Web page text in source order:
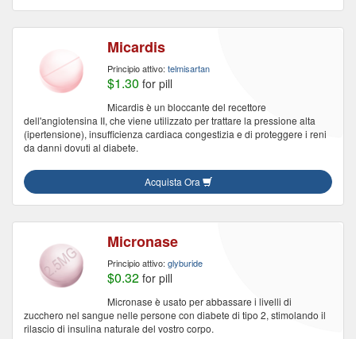
Micardis
Principio attivo: telmisartan
$1.30 for pill
Micardis è un bloccante del recettore
dell'angiotensina II, che viene utilizzato per trattare la pressione alta
(ipertensione), insufficienza cardiaca congestizia e di proteggere i reni
da danni dovuti al diabete.
Acquista Ora
Micronase
Principio attivo: glyburide
$0.32 for pill
Micronase è usato per abbassare i livelli di
zucchero nel sangue nelle persone con diabete di tipo 2, stimolando il
rilascio di insulina naturale del vostro corpo.